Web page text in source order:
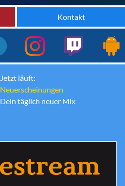
Kontakt
Jetzt läuft:
Neuerscheinungen
Dein täglich neuer Mix